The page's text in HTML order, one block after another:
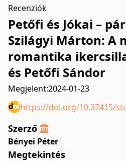
Recenziók
Petőfi és Jókai –
Szilágyi Márton: A
romantika
és Petőfi Sándor
Megjelent:2024-01-23
https://doi.org/10.37415/
Szerző
Bényei Péter
Megtekintés